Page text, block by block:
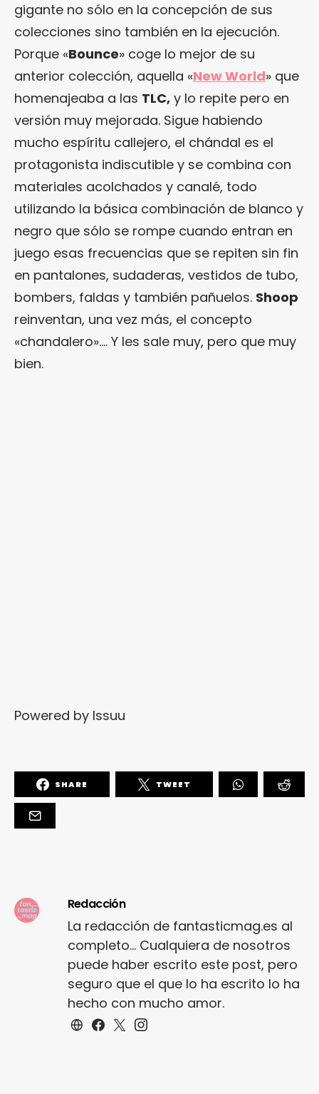
gigante no sólo en la concepción de sus
colecciones sino también en la ejecución.
Porque «Bounce» coge lo mejor de su
anterior colección, aquella «New World» que
homenajeaba a las TLC, y lo repite pero en
versión muy mejorada. Sigue habiendo
mucho espíritu callejero, el chándal es el
protagonista indiscutible y se combina con
materiales acolchados y canalé, todo
utilizando la básica combinación de blanco y
negro que sólo se rompe cuando entran en
juego esas frecuencias que se repiten sin fin
en pantalones, sudaderas, vestidos de tubo,
bombers, faldas y también pañuelos. Shoop
reinventan, una vez más, el concepto
«chandalero»…. Y les sale muy, pero que muy
bien.
Powered by Issuu
SHARE TWEET
Redacción
La redacción de fantasticmag.es al
completo... Cualquiera de nosotros
puede haber escrito este post, pero
seguro que el que lo ha escrito lo ha
hecho con mucho amor.